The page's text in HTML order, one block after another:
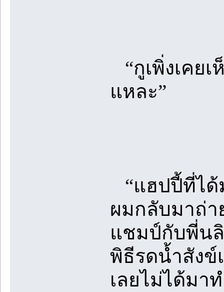
“กูเพิ่งเคย
แหละ”
“แฮปปี้ที่ได้
ผมกลับมาถ่า
แชมป์กับพี่น
พิธีรดน้ำสังข์
เลยไม่ได้มา